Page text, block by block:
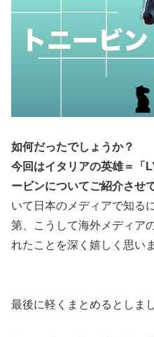
如何だったでしょうか？
今回はイタリアの英雄＝「
ービンについてご紹介させ
いて日本のメディアで知る
第、こうして海外メディア
れたことを深く嬉しく思いま
最後に軽くまとめるとしま